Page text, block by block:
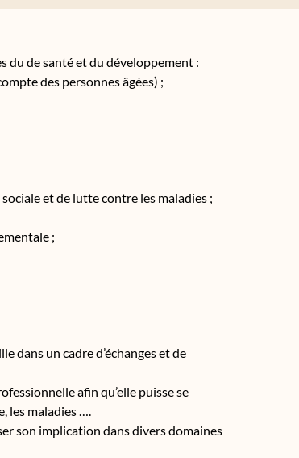
du de santé et du développement :
des personnes âgées) ;
et de lutte contre les maladies ;
;
dans un cadre d’échanges et de
afin qu’elle puisse se
les maladies ….
son implication dans divers domaines